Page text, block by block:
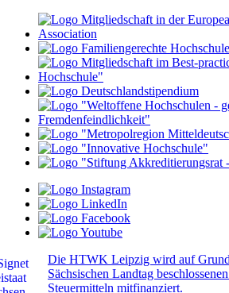
Die HTWK Leipzig wird auf
Sächsischen Landtag
Steuermitteln mitfinanziert.